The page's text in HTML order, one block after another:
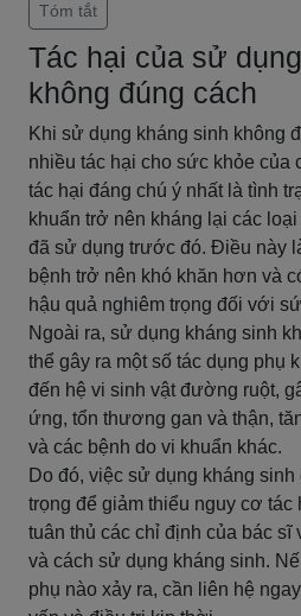
Tóm tắt
Tác hại của sử
không đúng cách
Khi sử dụng kháng sinh không
nhiều tác hại cho sức khỏe của
tác hại đáng chú ý nhất là tình
khuẩn trở nên kháng lại các
đã sử dụng trước đó. Điều này
bệnh trở nên khó khăn hơn và
hậu quả nghiêm trọng đối với
Ngoài ra, sử dụng kháng sinh
thể gây ra một số tác dụng phụ
đến hệ vi sinh vật đường ruột,
ứng, tổn thương gan và thận,
và các bệnh do vi khuẩn khác.
Do đó, việc sử dụng kháng
trọng để giảm thiểu nguy cơ tác
tuân thủ các chỉ định của bác
và cách sử dụng kháng sinh.
phụ nào xảy ra, cần liên hệ